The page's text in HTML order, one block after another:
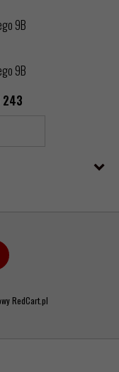
9B
9B
243
RedCart.pl